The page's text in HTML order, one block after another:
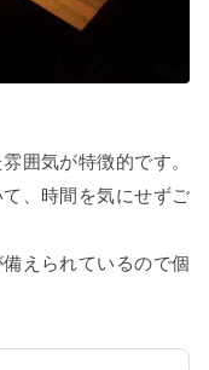
囲気が特徴的です。
、時間を気にせずご
えられているので個